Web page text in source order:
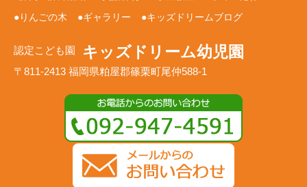
りんごの木
ギャラリー キッズドリームブログ
認定こども園 キッズドリーム幼児園
〒811-2413 福岡県粕屋郡篠栗町尾仲588-1